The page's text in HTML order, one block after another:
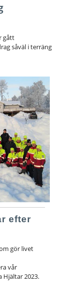
gått
såväl i terräng
efter
gör livet
vår
Hjältar 2023.